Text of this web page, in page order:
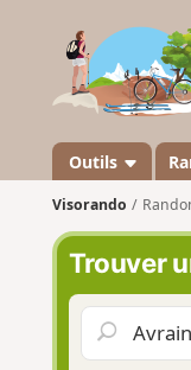
Outils
Visorando
Trouver